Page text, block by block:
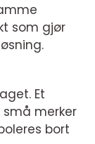
som gjør
Et
små merker
bort